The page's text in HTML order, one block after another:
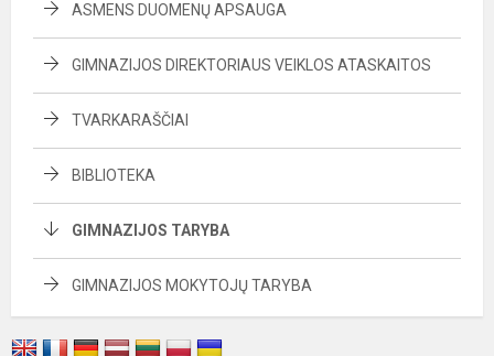
ASMENS DUOMENŲ APSAUGA
GIMNAZIJOS DIREKTORIAUS VEIKLOS ATASKAITOS
TVARKARAŠČIAI
BIBLIOTEKA
GIMNAZIJOS TARYBA
GIMNAZIJOS MOKYTOJŲ TARYBA